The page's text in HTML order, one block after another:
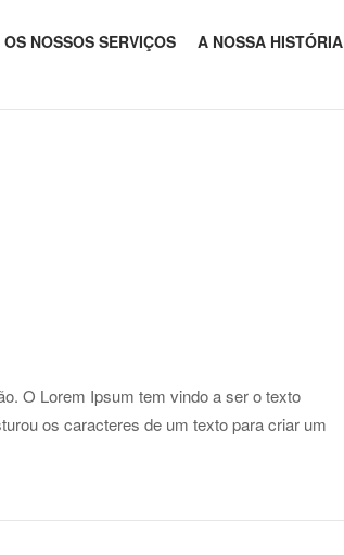
OS NOSSOS SERVIÇOS A NOSSA HISTÓRIA
O Lorem Ipsum tem vindo a ser o texto
os caracteres de um texto para criar um